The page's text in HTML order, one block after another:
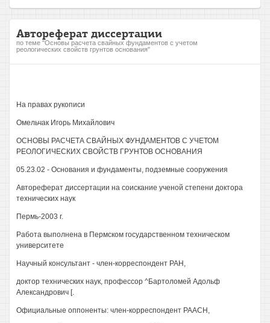
Автореферат диссертации
по теме "Основы расчета свайных фундаментов с учетом
реологических свойств грунтов основания"
На правах рукописи
Омельчак Игорь Михайлович
ОСНОВЫ РАСЧЕТА СВАЙНЫХ ФУНДАМЕНТОВ С УЧЕТОМ
РЕОЛОГИЧЕСКИХ СВОЙСТВ ГРУНТОВ ОСНОВАНИЯ
05.23.02 - Основания и фундаменты, подземные сооружения
Автореферат диссертации на соискание ученой степени доктора
технических наук
Пермь-2003 г.
Работа выполнена в Пермском государственном техническом
университете
Научный консультант - член-корреспондент РАН,
доктор технических наук, профессор ^Бартоломей Адольф
Александрович [.
Официальные оппоненты: член-корреспондент РААСН,